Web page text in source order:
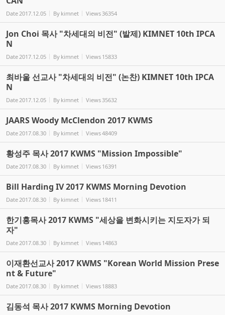
Date 2017.12.05 By kimnet Views 36354
Jon Choi 목사 "차세대의 비전" (발제) KIMNET 10th IPCA
N
Date 2017.12.05 By kimnet Views 15833
최바울 선교사 "차세대의 비전" (논찬) KIMNET 10th IPCA
N
Date 2017.12.05 By kimnet Views 35632
JAARS Woody McClendon 2017 KWMS
Date 2017.08.30 By kimnet Views48409
황성주 목사 2017 KWMS "Mission Impossible"
Date 2017.08.30 By kimnet Views 16391
Bill Harding IV 2017 KWMS Morning Devotion
Date 2017.08.30 By kimnet Views 18411
한기홍목사 2017 KWMS "세상을 변화시키는 지도자가 되
자"
Date 2017.08.30 By kimnet Views 14863
이재환선교사 2017 KWMS "Korean World Mission Prese
nt & Future"
Date 2017.08.30 By kimnet Views 18883
김동석 목사 2017 KWMS Morning Devotion